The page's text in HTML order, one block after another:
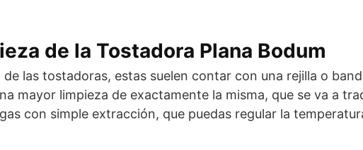
de la Tostadora Plana Bodum
las tostadoras, estas suelen contar con una rejilla o
mayor limpieza de exactamente la misma, que se va a
con simple extracción, que puedas regular la